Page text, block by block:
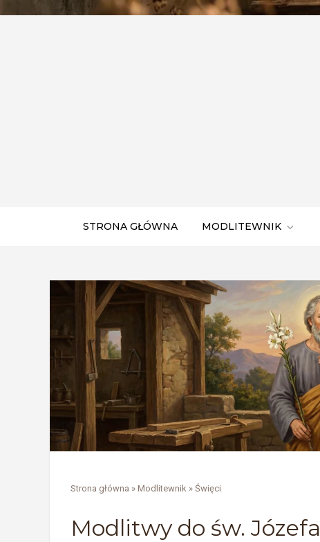
STRONA GŁÓWNA MODLITEWNIK
Strona główna » Modlitewnik » Święci
Modlitwy do św. Józefa